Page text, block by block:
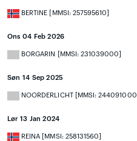
BERTINE [MMSI: 257595610]
Ons 04 Feb 2026
BORGARIN [MMSI: 231039000]
Søn 14 Sep 2025
NOORDERLICHT [MMSI: 244091000]
Lør 13 Jan 2024
REINA [MMSI: 258131560]